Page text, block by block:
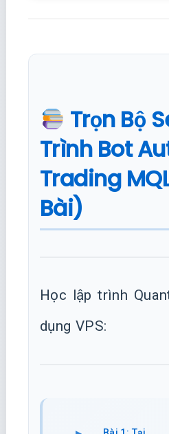
Trọn Bộ
Trình Bot
Trading
Bài)
Học lập trình
dụng VPS: